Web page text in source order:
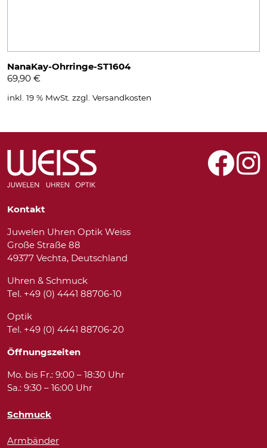
NanaKay-Ohrringe-ST1604
69,90 €
inkl. 19 % MwSt. zzgl. Versandkosten
Kontakt
Juwelen Uhren Optik Weiss
Große Straße 88
49377 Vechta, Deutschland
Uhren & Schmuck
Tel. +49 (0) 4441 88706-10
Optik
Tel. +49 (0) 4441 88706-20
Öffnungszeiten
Mo. bis Fr.: 9:00 – 18:30 Uhr
Sa.: 9:30 – 16:00 Uhr
Schmuck
Armbänder